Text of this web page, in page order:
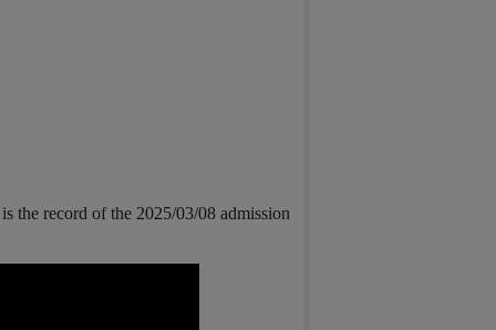
the record of the 2025/03/08 admission